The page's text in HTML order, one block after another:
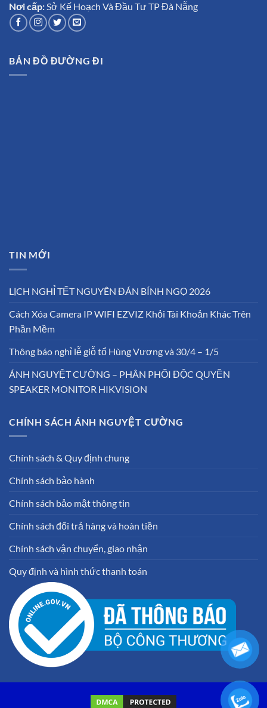
Nơi cấp:Sở Kế Hoạch Và Đầu Tư TP Đà Nẵng
BẢN ĐỒ ĐƯỜNG ĐI
TIN MỚI
LỊCH NGHỈ TẾT NGUYÊN ĐÁN BÍNH NGỌ 2026
Cách Xóa Camera IP WIFI EZVIZ Khỏi Tài Khoản Khác Trên
Phần Mềm
Thông báo nghỉ lễ giỗ tổ Hùng Vương và 30/4 – 1/5
ÁNH NGUYỆT CƯỜNG – PHÂN PHỐI ĐỘC QUYỀN
SPEAKER MONITOR HIKVISION
CHÍNH SÁCH ÁNH NGUYỆT CƯỜNG
Chính sách & Quy định chung
Chính sách bảo hành
Chính sách bảo mật thông tin
Chính sách đổi trả hàng và hoàn tiền
Chính sách vận chuyển, giao nhận
Quy định và hình thức thanh toán